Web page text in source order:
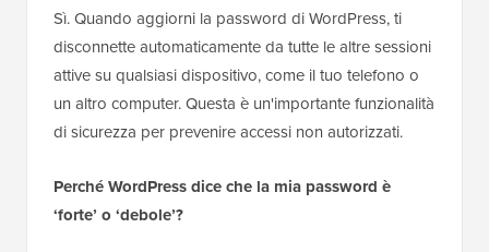
Sì. Quando aggiorni la password di WordPress, ti
disconnette automaticamente da tutte le altre sessioni
attive su qualsiasi dispositivo, come il tuo telefono o
un altro computer. Questa è un'importante funzionalità
di sicurezza per prevenire accessi non autorizzati.
Perché WordPress dice che la mia password è
‘forte’ o ‘debole’?